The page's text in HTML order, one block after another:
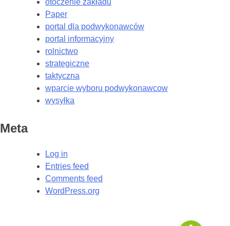
Paper
portal dla podwykonawców
portal informacyjny
rolnictwo
strategiczne
taktyczna
wparcie wyboru podwykonawcow
wysyłka
Meta
Log in
Entries feed
Comments feed
WordPress.org